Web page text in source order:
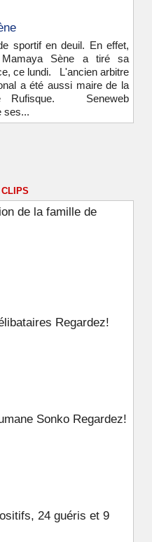
sportif en deuil. En effet,
Mamaya Sène a tiré sa
ce lundi. L'ancien arbitre
a été aussi maire de la
Rufisque. Seneweb
ses...
CLIPS
de la famille de
Regardez!
Sonko Regardez!
24 guéris et 9